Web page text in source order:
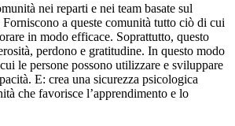
nei reparti e nei team basate sul
a queste comunità tutto ciò di cui
in modo efficace. Soprattutto, questo
perdono e gratitudine. In questo modo
le persone possono utilizzare e sviluppare
E: crea una sicurezza psicologica
che favorisce l’apprendimento e lo